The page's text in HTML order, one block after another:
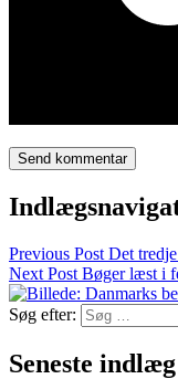
Previous Post Det
Next Post Bøger læst i
Søg efter:
Seneste indlæg